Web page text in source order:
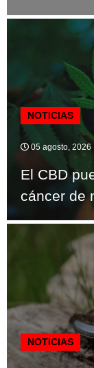
NOTICIAS
05 agosto, 2026
El CBD
cáncer de
NOTICIAS